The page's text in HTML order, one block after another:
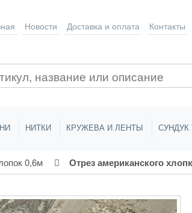
Новости Доставка и оплата Контакты
НИТКИ КРУЖЕВА И ЛЕНТЫ СУНДУК
0,6м Отрез американского